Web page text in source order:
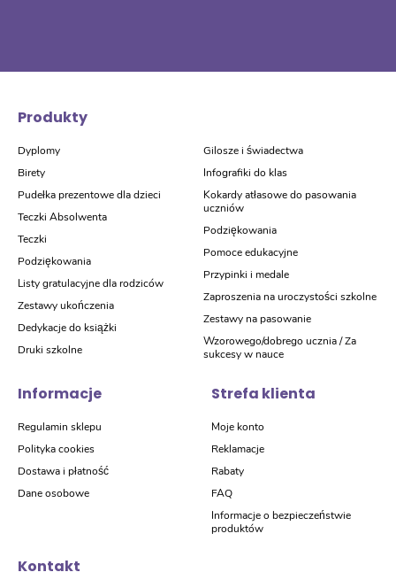
Produkty
Dyplomy
Birety
Pudełka prezentowe dla dzieci
Teczki Absolwenta
Teczki
Podziękowania
Listy gratulacyjne dla rodziców
Zestawy ukończenia
Dedykacje do książki
Druki szkolne
Gilosze i świadectwa
Infografiki do klas
Kokardy atłasowe do pasowania
uczniów
Podziękowania
Pomoce edukacyjne
Przypinki i medale
Zaproszenia na uroczystości szkolne
Zestawy na pasowanie
Wzorowego/dobrego ucznia / Za
sukcesy w nauce
Informacje
Regulamin sklepu
Polityka cookies
Dostawa i płatność
Dane osobowe
Strefa klienta
Moje konto
Reklamacje
Rabaty
FAQ
Informacje o bezpieczeństwie
produktów
Kontakt